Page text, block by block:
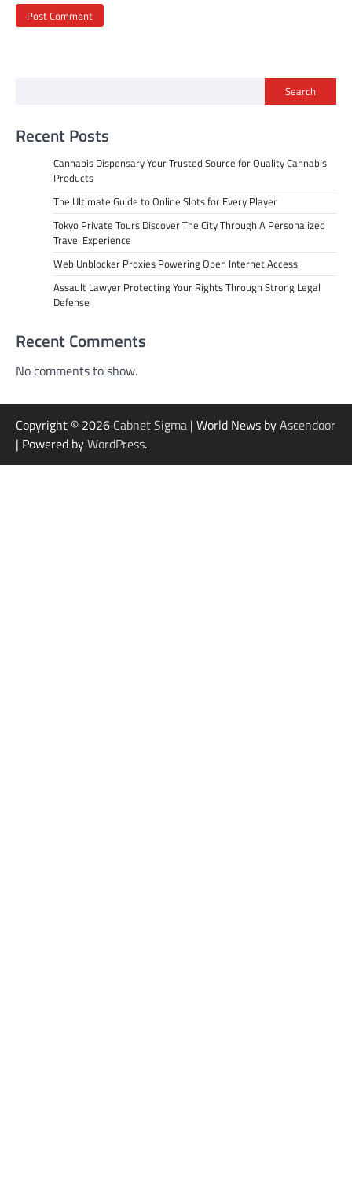
Search
Recent Posts
Cannabis Dispensary Your Trusted Source for Quality Cannabis
Products
The Ultimate Guide to Online Slots for Every Player
Tokyo Private Tours Discover The City Through A Personalized
Travel Experience
Web Unblocker Proxies Powering Open Internet Access
Assault Lawyer Protecting Your Rights Through Strong Legal
Defense
Recent Comments
No comments to show.
Copyright © 2026 Cabnet Sigma | World News byAscendoor
| Powered byWordPress.